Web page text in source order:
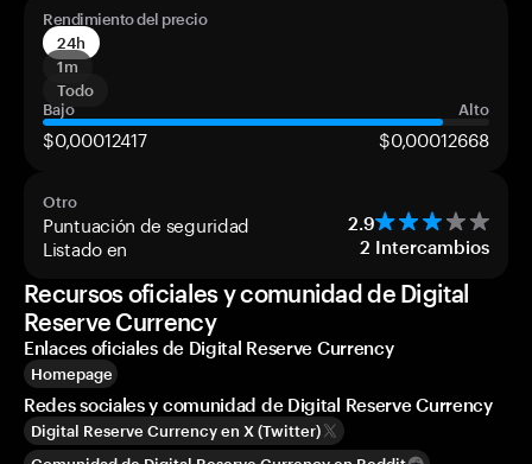
Rendimiento del precio
24h
1m
Todo
Bajo
Alto
$0,00012417 $0,00012668
Otro
Puntuación de seguridad 2.9
Listado en 2 Intercambios
Recursos oficiales y comunidad de Digital
Reserve Currency
Enlaces oficiales de Digital Reserve Currency
Homepage
Redes sociales y comunidad de Digital Reserve Currency
Digital Reserve Currency en X (Twitter)